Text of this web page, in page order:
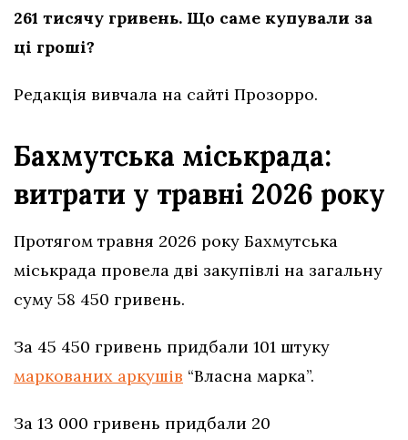
261 тисячу гривень. Що саме купували за
ці гроші?
Редакція вивчала на сайті Прозорро.
Бахмутська міськрада:
витрати у травні 2026 року
Протягом травня 2026 року Бахмутська
міськрада провела дві закупівлі на загальну
суму 58 450 гривень.
За 45 450 гривень придбали 101 штуку
маркованих аркушів “Власна марка”.
За 13 000 гривень придбали 20